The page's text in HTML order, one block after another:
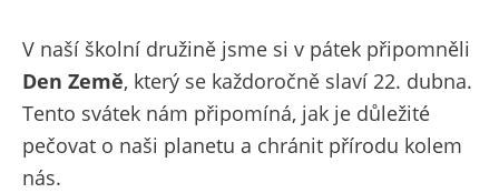
V naší školní družině jsme si v pátek připomněli
Den Země, který se každoročně slaví 22. dubna.
Tento svátek nám připomíná, jak je důležité
pečovat o naši planetu a chránit přírodu kolem
nás.